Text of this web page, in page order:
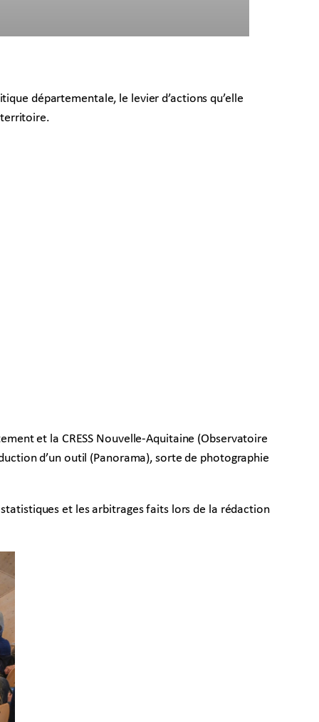
départementale, le levier d’actions qu’elle
territoire.
et la CRESS Nouvelle-Aquitaine (Observatoire
d’un outil (Panorama), sorte de photographie
et les arbitrages faits lors de la rédaction